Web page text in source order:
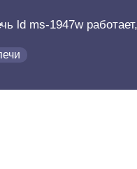
ld ms-1947w